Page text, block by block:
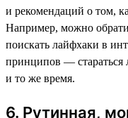
и рекомендаций о том,
Например, можно
поискать лайфхаки в
принципов — стараться
и то же время.
6. Рутинная,